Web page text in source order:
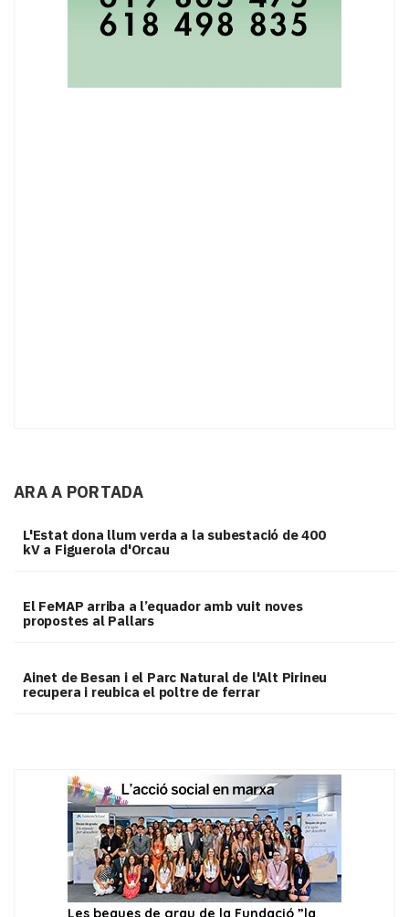
ARA A PORTADA
L'Estat dona llum verda a la subestació de 400
kV a Figuerola d'Orcau
El FeMAP arriba a l’equador amb vuit noves
propostes al Pallars
Ainet de Besan i el Parc Natural de l'Alt Pirineu
recupera i reubica el poltre de ferrar